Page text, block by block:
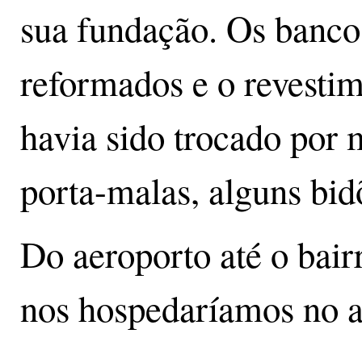
sua fundação. Os
reformados e o
havia sido trocado por
porta-malas, alguns
Do aeroporto até o
nos hospedaríamos no